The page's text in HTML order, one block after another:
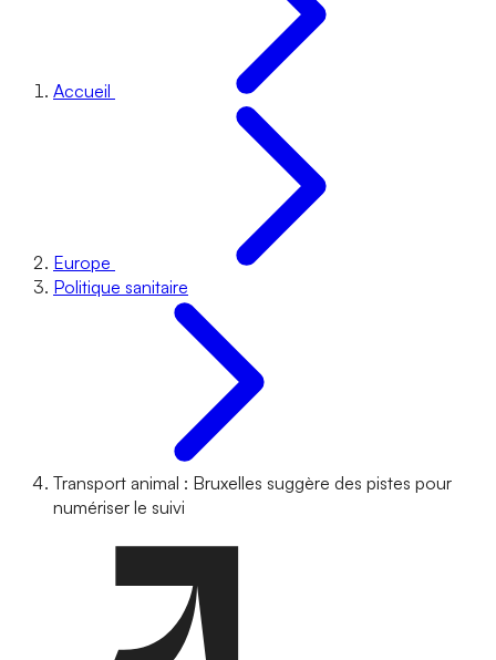
Accueil
Europe
Politique sanitaire
Transport animal : Bruxelles suggère des pistes pour
numériser le suivi